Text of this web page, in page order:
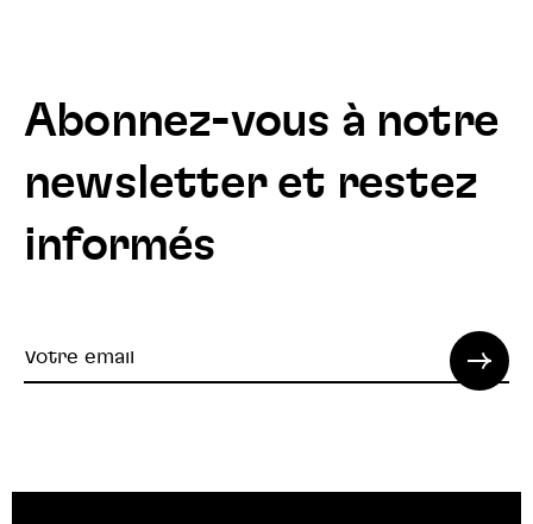
Abonnez-vous à notre
newsletter et restez
informés
Votre